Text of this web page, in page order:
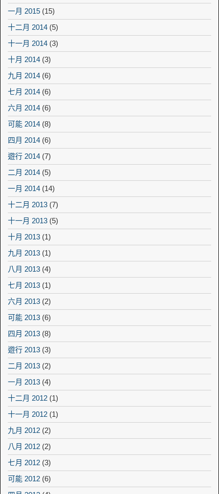
一月 2015 (15)
十二月 2014 (5)
十一月 2014 (3)
十月 2014 (3)
九月 2014 (6)
七月 2014 (6)
六月 2014 (6)
可能 2014 (8)
四月 2014 (6)
遊行 2014 (7)
二月 2014 (5)
一月 2014 (14)
十二月 2013 (7)
十一月 2013 (5)
十月 2013 (1)
九月 2013 (1)
八月 2013 (4)
七月 2013 (1)
六月 2013 (2)
可能 2013 (6)
四月 2013 (8)
遊行 2013 (3)
二月 2013 (2)
一月 2013 (4)
十二月 2012 (1)
十一月 2012 (1)
九月 2012 (2)
八月 2012 (2)
七月 2012 (3)
可能 2012 (6)